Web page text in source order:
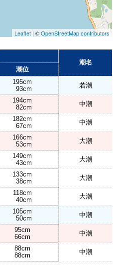
Leaflet | ©OpenStreetMap contributors
潮名
潮位
195cm
93cm
若潮
194cm
82cm
中潮
182cm
67cm
中潮
166cm
53cm
大潮
149cm
43cm
大潮
133cm
38cm
大潮
118cm
40cm
大潮
105cm
50cm
中潮
95cm
66cm
中潮
88cm
88cm
中潮